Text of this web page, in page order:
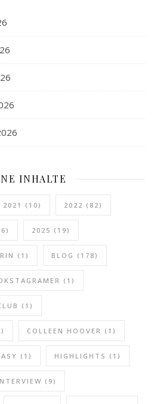
INHALTE
2021 (10) 2022 (82)
2025 (19)
(1) BLOG (178)
(1)
(1)
COLLEEN HOOVER (1)
(1) HIGHLIGHTS (1)
(9)